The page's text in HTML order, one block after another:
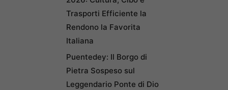
Trasporti Efficiente la
Rendono la Favorita
Italiana
Puentedey: Il Borgo di
Pietra Sospeso sul
Leggendario Ponte di Dio